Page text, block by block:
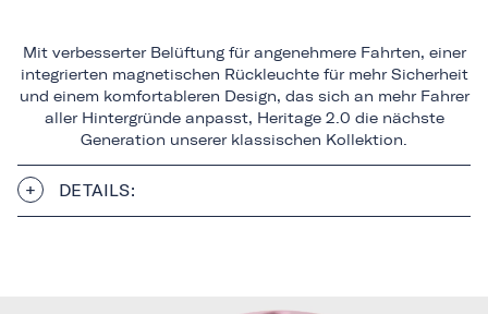
Mit verbesserter Belüftung für angenehmere Fahrten, einer
integrierten magnetischen Rückleuchte für mehr Sicherheit
und einem komfortableren Design, das sich an mehr Fahrer
aller Hintergründe anpasst, Heritage 2.0 die nächste
Generation unserer klassischen Kollektion.
DETAILS: